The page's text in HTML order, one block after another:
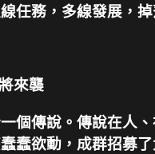
任務，多線發展，掉
來襲
個傳說。傳說在人
蠢欲動，成群招募